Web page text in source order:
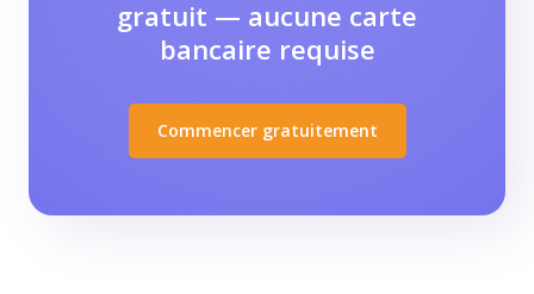
gratuit — aucune carte
bancaire requise
Commencer gratuitement